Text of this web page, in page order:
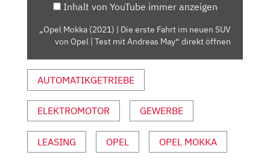
NEUEN
OPEL
MIT
ANDREAS
MAY“
VON
Inhalt von YouTube immer anzeigen
„Opel Mokka (2021) | Die erste Fahrt im neuen SUV
von Opel | Test mit Andreas May“ direkt öffnen
AUTOMATIKGETRIEBE
ELEKTROMOTOR GEWERBE
LEASING OPEL OPEL MOKKA